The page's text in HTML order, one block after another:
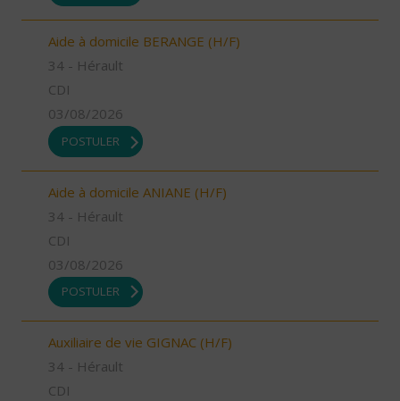
Aide à domicile BERANGE (H/F)
34 - Hérault
CDI
03/08/2026
POSTULER
Aide à domicile ANIANE (H/F)
34 - Hérault
CDI
03/08/2026
POSTULER
Auxiliaire de vie GIGNAC (H/F)
34 - Hérault
CDI